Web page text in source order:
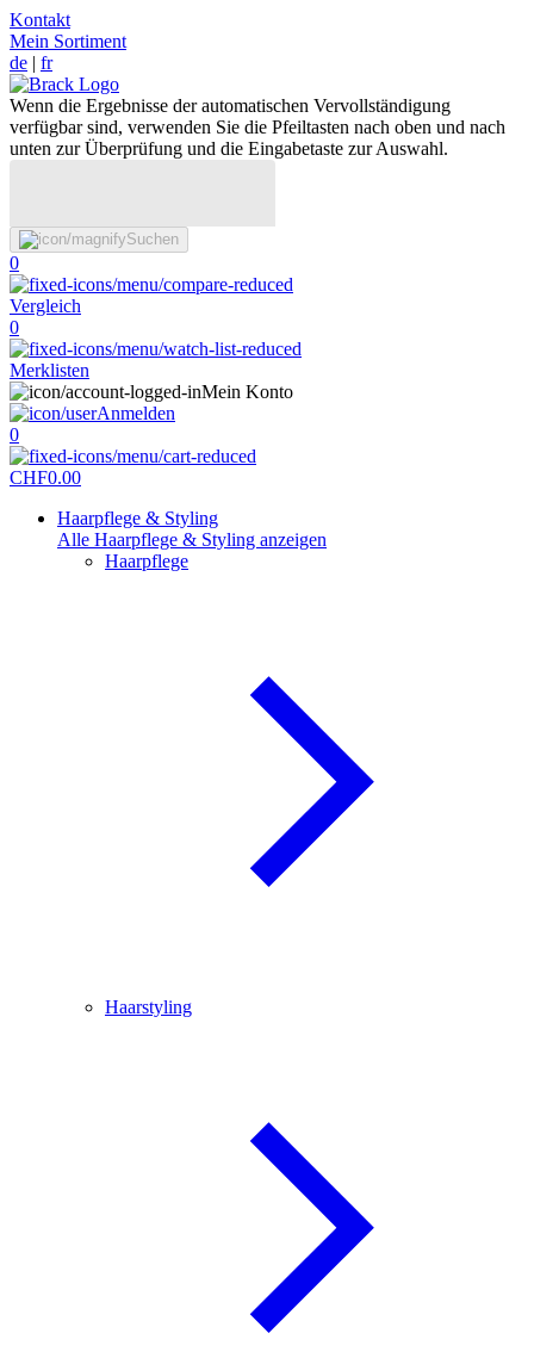
Kontakt
Mein Sortiment
de | fr
Wenn die Ergebnisse der automatischen Vervollständigung
verfügbar sind, verwenden Sie die Pfeiltasten nach oben und nach
unten zur Überprüfung und die Eingabetaste zur Auswahl.
Suchen
0
Vergleich
0
Merklisten
Mein Konto
Anmelden
0
CHF0.00
Haarpflege & Styling
Alle Haarpflege & Styling anzeigen
Haarpflege
Haarstyling